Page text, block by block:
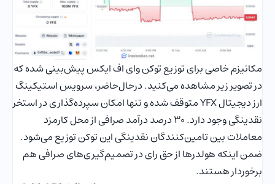
مکانیزم خاصی برای توزیع توکن وای اف ایکس پیش‌بینی شده که
در تصویر زیر مشاهده می‌کنید. درحال‌حاضر، سرویس استیکینگ
ارز دیجیتال YFX متوقف شده و تنها امکان سپرده‌گذاری در استخر
نقدینگی وجود دارد. 30 درصد درآمد صرافی از محل کارمزد
معاملات بین تامین‌کنندگان نقدینگی این توکن توزیع می‌شود.
ضمن اینکه هولدرها از حق رای در تصمیم‌گیری‌های صرافی هم
برخوردار هستند.